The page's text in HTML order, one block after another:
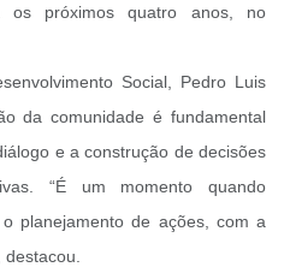
os próximos quatro anos, no
Social, Pedro Luis
da comunidade é fundamental
e a construção de decisões
“É um momento quando
planejamento de ações, com a